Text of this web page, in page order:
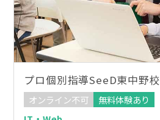
プロ個別指導SeeD東中野校
オンライン不可
無料体験あり